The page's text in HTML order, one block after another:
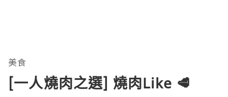
美食
[一人燒肉之選] 燒肉Like 🥩